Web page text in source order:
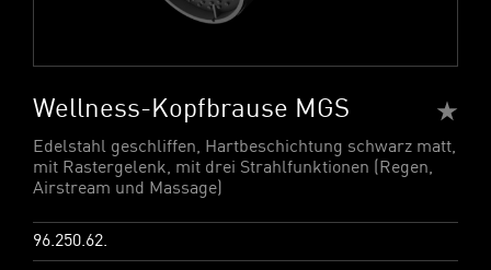
Wellness-Kopfbrause MGS
Edelstahl geschliffen, Hartbeschichtung schwarz matt,
mit Rastergelenk, mit drei Strahlfunktionen (Regen,
Airstream und Massage)
96.250.62.